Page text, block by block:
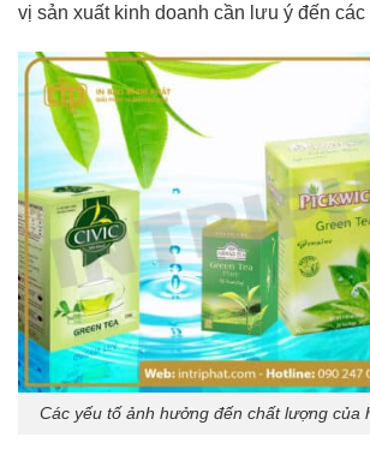
vị sản xuất kinh doanh cần lưu ý đến các
Các yếu tố ảnh hưởng đến chất lượng của